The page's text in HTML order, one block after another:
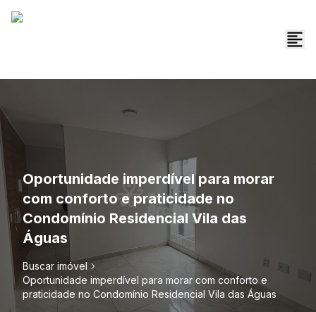
Oportunidade imperdível para morar
com conforto e praticidade no
Condomínio Residencial Vila das
Águas
Buscar imóvel
Oportunidade imperdível para morar com conforto e
praticidade no Condomínio Residencial Vila das Águas